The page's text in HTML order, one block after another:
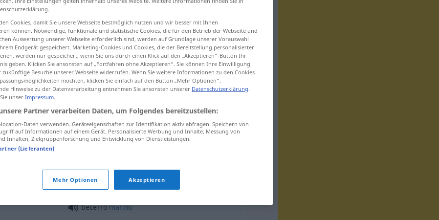
becerro(≈ ternero)
becerro(≈ toro joven)
becerropiel
becerromarino
Cookies, damit Sie unsere Webseite bestmöglich nutzen und wir besser mit Ihnen
können. Notwendige, funktionale und statistische Cookies, die für den Betrieb der Webseite und
Auswertung unserer Webseite erforderlich sind, werden auf Grundlage unserer Vorauswahl
Endgerät gespeichert. Marketing-Cookies und Cookies, die der Bereitstellung personalisierter
werden nur gespeichert, wenn Sie uns durch einen Klick auf den „Akzeptieren“-Button Ihr
geben. Klicken Sie ansonsten auf „Fortfahren ohne Akzeptieren“. Sie können Ihre Einwilligung
zukünftige Besuche unserer Webseite widerrufen. Wenn Sie weitere Informationen zu den Cookies
möchten, klicken Sie einfach auf den Button „Mehr Optionen“.
Hinweise zu der Datenverarbeitung entnehmen Sie ansonsten unserer Datenschutzerklärung.
unser Impressum.
Partner verarbeiten Daten, um Folgendes bereitzustellen:
Daten verwenden. Geräteeigenschaften zur Identifikation aktiv abfragen. Speichern von
auf Informationen auf einem Gerät. Personalisierte Werbung und Inhalte, Messung von
Inhalten, Zielgruppenforschung und Entwicklung von Dienstleistungen.
(Lieferanten)
Mehr Optionen Akzeptieren